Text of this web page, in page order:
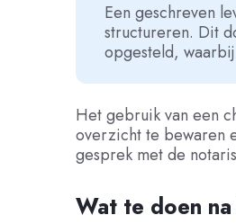
Een geschreven
structureren. Dit
opgesteld,
Het gebruik van een
overzicht te bewaren
gesprek met de
Wat te doen